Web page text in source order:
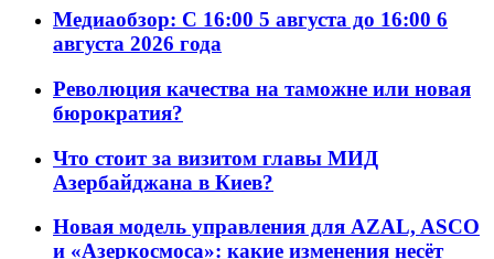
Медиаобзор: С 16:00 5 августа до 16:00 6
августа 2026 года
Революция качества на таможне или новая
бюрократия?
Что стоит за визитом главы МИД
Азербайджана в Киев?
Новая модель управления для AZAL, ASCO
и «Азеркосмоса»: какие изменения несёт